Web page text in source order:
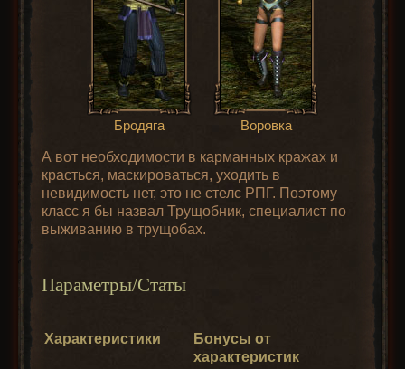
Бродяга Воровка
А вот необходимости в карманных кражах и
красться, маскироваться, уходить в
невидимость нет, это не стелс РПГ. Поэтому
класс я бы назвал Трущобник, специалист по
выживанию в трущобах.
Параметры/Статы
Характеристики
Бонусы от
характеристик